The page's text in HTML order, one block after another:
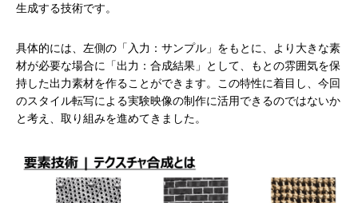
生成する技術です。
具体的には、左側の「入力：サンプル」をもとに、より大きな素
材が必要な場合に「出力：合成結果」として、もとの雰囲気を保
持した出力素材を作ることができます。この特性に着目し、今回
のスタイル転写による実験映像の制作に活用できるのではないか
と考え、取り組みを進めてきました。